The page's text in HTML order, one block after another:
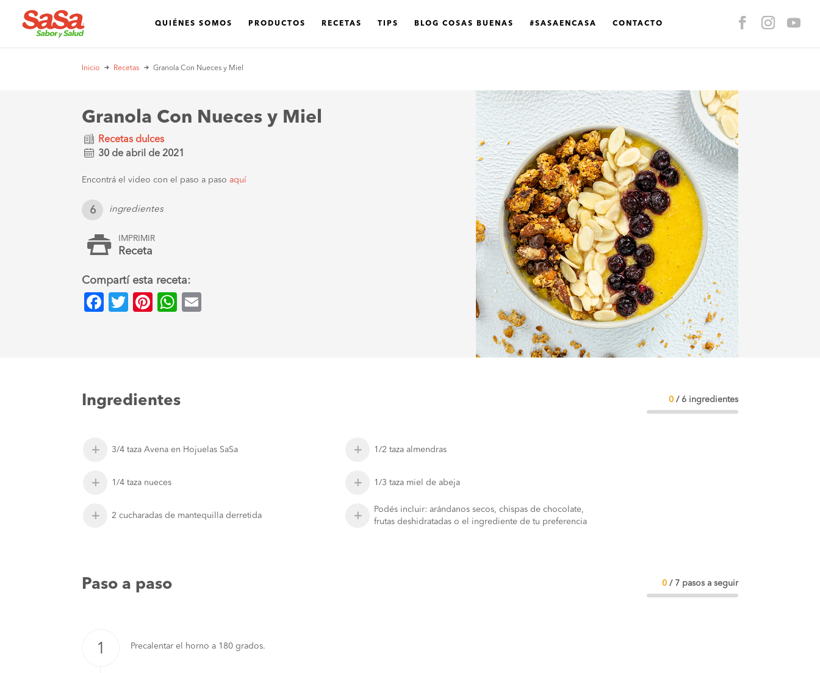
QUIÉNES SOMOS PRODUCTOS RECETAS TIPS BLOG COSAS BUENAS #SASAENCASA CONTACTO
Inicio Recetas Granola Con Nueces y Miel
Granola Con Nueces y Miel
Recetas dulces
30 de abril de 2021
Encontrá el video con el paso a pasoaquí
6 ingredientes
IMPRIMIR
Receta
Compartí esta receta:
Facebook
TwitterPinterest
WhatsApp
Ingredientes 0/ 6 ingredientes
3/4 taza Avena en Hojuelas SaSa 1/2 taza almendras
1/4 taza nueces 1/3 taza miel de abeja
2 cucharadas de mantequilla derretida
Podés incluir: arándanos secos, chispas de chocolate,
frutas deshidratadas o el ingrediente de tu preferencia
Paso a paso 0/ 7pasos a seguir
Precalentar el horno a 180 grados.